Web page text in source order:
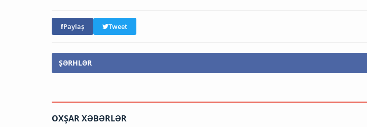
Paylaş Tweet
ŞƏRHLƏR
OXŞAR XƏBƏRLƏR